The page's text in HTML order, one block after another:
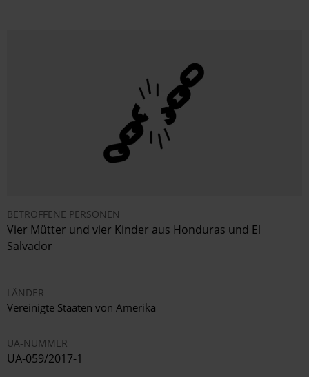
BETROFFENE PERSONEN
Vier Mütter und vier Kinder aus Honduras und El
Salvador
LÄNDER
Vereinigte Staaten von Amerika
UA-NUMMER
UA-059/2017-1